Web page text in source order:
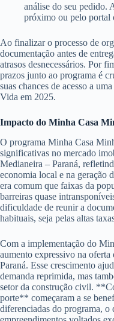
análise do seu pedido.
próximo ou pelo
Ao finalizar o processo de
documentação antes de
atrasos desnecessários. Por
prazos junto ao programa é
suas chances de acesso a
Vida em 2025.
Impacto do Minha Casa
O programa Minha Casa
significativas no mercado
Medianeira – Paraná,
economia local e na geração
era comum que faixas da
barreiras quase
dificuldade de reunir a
habituais, seja pelas altas
Com a implementação do
aumento expressivo na
Paraná. Esse crescimento
demanda reprimida, mas
setor da construção civil.
porte** começaram a se
diferenciadas do programa, o